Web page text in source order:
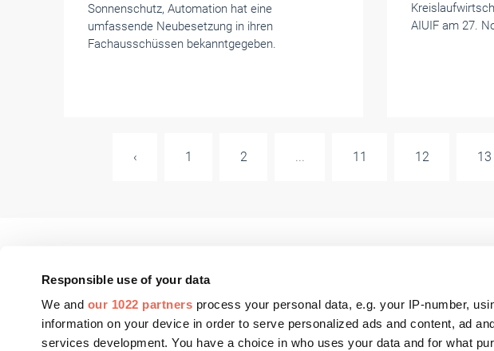
Responsible use of your data
We and our 1022 partners process your personal data, e.g. your IP-number,
information on your device in order to serve personalized ads and content, ad
services development. You have a choice in who uses your data and for what
Sonnenschutz, Automation hat eine
umfassende Neubesetzung in ihren
Fachausschüssen bekanntgegeben.
AIUIF am 27.
‹ 1 2 ... 11 12 13
FASSADE Aktuell
FASSADE BIM
Fenster+Glas Aktuell
Fenster+Glas Fachartikel
RTS
RTS